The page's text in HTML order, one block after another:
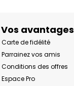
Vos avantages
Carte de fidélité
Parrainez vos amis
Conditions des offres
Espace Pro